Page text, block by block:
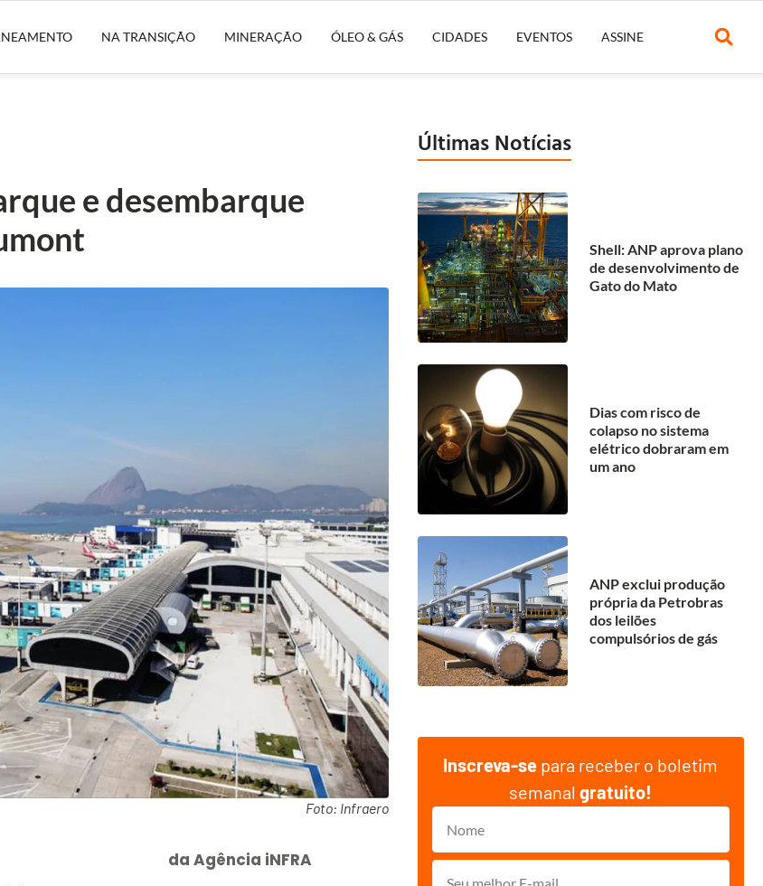
NA TRANSIÇÃO MINERAÇÃO ÓLEO & GÁS CIDADES EVENTOS ASSINE
e desembarque
Foto: Infraero
da Agência iNFRA
Últimas Notícias
Shell: ANP aprova plano
de desenvolvimento de
Gato do Mato
Dias com risco de
colapso no sistema
elétrico dobraram em
um ano
ANP exclui produção
própria da Petrobras
dos leilões
compulsórios de gás
Inscreva-se para receber o boletim
semanalgratuito!